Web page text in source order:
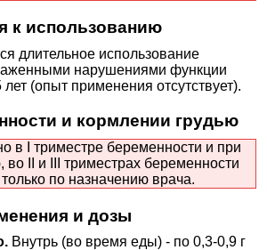
к использованию
длительное использование
нарушениями функции
(опыт применения отсутствует).
и кормлении грудью
в I триместре беременности и при
во II и III триместрах беременности
по назначению врача.
и дозы
Внутрь (во время еды) - по 0,3-0,9 г